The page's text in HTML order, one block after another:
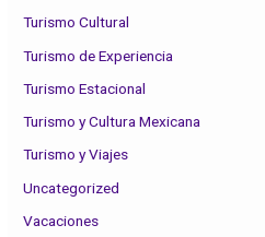
Turismo Cultural
Turismo de Experiencia
Turismo Estacional
Turismo y Cultura Mexicana
Turismo y Viajes
Uncategorized
Vacaciones